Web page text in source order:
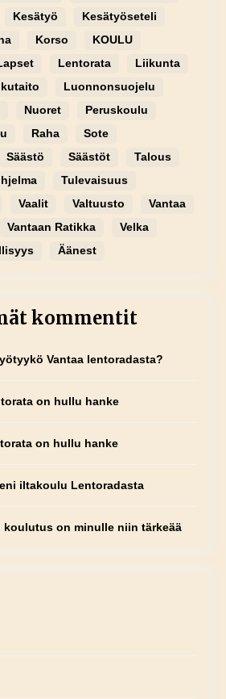
Kesätyö
Kesätyöseteli
Korso
KOULU
Lentorata
Liikunta
Luonnonsuojelu
Nuoret
Peruskoulu
Raha
Sote
Säästö Säästöt
Talous
Tulevaisuus
Vaalit Valtuusto
Vantaa
Vantaan Ratikka
Velka
Äänest
kommentit
Vantaa lentoradasta?
on hullu hanke
on hullu hanke
iltakoulu Lentoradasta
koulutus on minulle niin tärkeää